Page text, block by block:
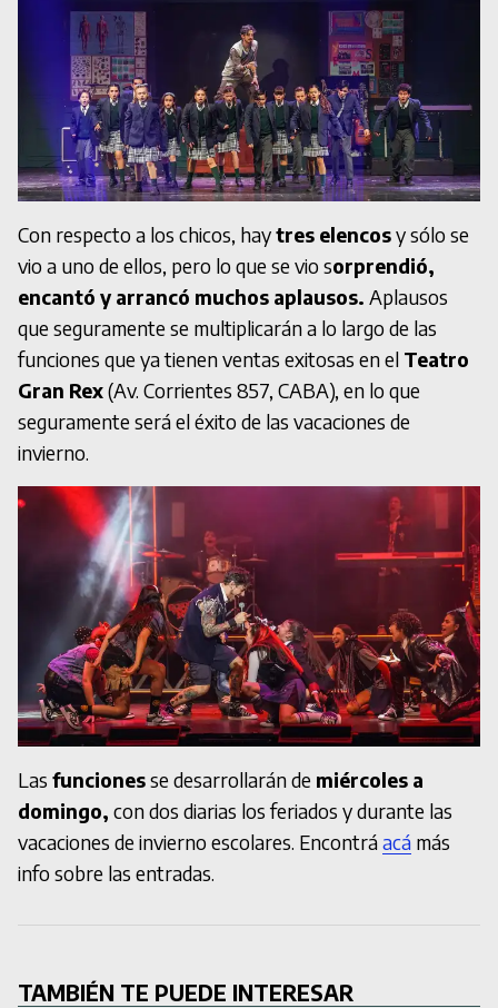
Con respecto a los chicos, haytres elencosy sólo se
vio a uno de ellos, pero lo que se vio sorprendió,
encantó y arrancó muchos aplausos. Aplausos
que seguramente se multiplicarán a lo largo de las
funciones que ya tienen ventas exitosas en el Teatro
Gran Rex(Av. Corrientes 857, CABA), en lo que
seguramente será el éxito de las vacaciones de
invierno.
Las funcionesse desarrollarán de miércoles a
domingo, con dos diarias los feriados y durante las
vacaciones de invierno escolares. Encontráacá más
info sobre las entradas.
TAMBIÉN TE PUEDE INTERESAR